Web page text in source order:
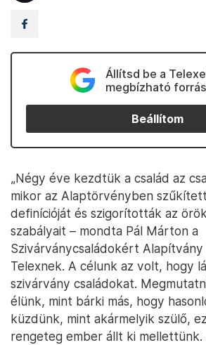
Állítsd be a
megbízható
Beállítom
„Négy éve kezdtük a család az
mikor az Alaptörvényben
definícióját és szigorították az
szabályait – mondta Pál Márton a
Szivárványcsaládokért
Telexnek. A célunk az volt, hogy
szivárvány családokat.
élünk, mint bárki más, hogy
küzdünk, mint akármelyik szülő,
rengeteg ember állt ki